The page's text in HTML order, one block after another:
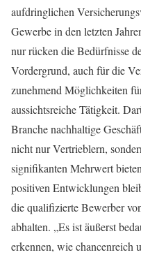
aufdringlichen
Gewerbe in den letzten
nur rücken die Bedürfnisse
Vordergrund, auch für die
zunehmend Möglichkeiten
aussichtsreiche Tätigkeit.
Branche nachhaltige
nicht nur Vertrieblern,
signifikanten Mehrwert
positiven Entwicklungen
die qualifizierte Bewerber
abhalten. „Es ist äußerst
erkennen, wie chancenreich